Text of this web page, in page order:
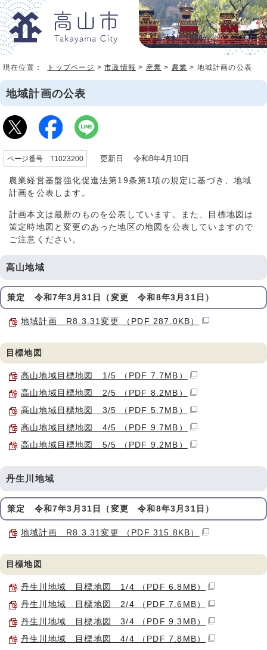
現在位置： トップページ >市政情報 > 産業 > 農業 > 地域計画の公表
地域計画の公表
ページ番号 T1023200 更新日 令和8年4月10日
農業経営基盤強化促進法第19条第1項の規定に基づき、地域
計画を公表します。
計画本文は最新のものを公表しています。また、目標地図は
策定時地図と変更のあった地区の地図を公表していますので
ご注意ください。
高山地域
策定 令和7年3月31日（変更 令和8年3月31日）
地域計画 R8.3.31変更 （PDF 287.0KB）
目標地図
高山地域目標地図 1/5 （PDF 7.7MB）
高山地域目標地図 2/5 （PDF 8.2MB）
高山地域目標地図 3/5 （PDF 5.7MB）
高山地域目標地図 4/5 （PDF 9.7MB）
高山地域目標地図 5/5 （PDF 9.2MB）
丹生川地域
策定 令和7年3月31日（変更 令和8年3月31日）
地域計画 R8.3.31変更 （PDF 315.8KB）
目標地図
丹生川地域 目標地図 1/4 （PDF 6.8MB）
丹生川地域 目標地図 2/4 （PDF 7.6MB）
丹生川地域 目標地図 3/4 （PDF 9.3MB）
丹生川地域 目標地図 4/4 （PDF 7.8MB）